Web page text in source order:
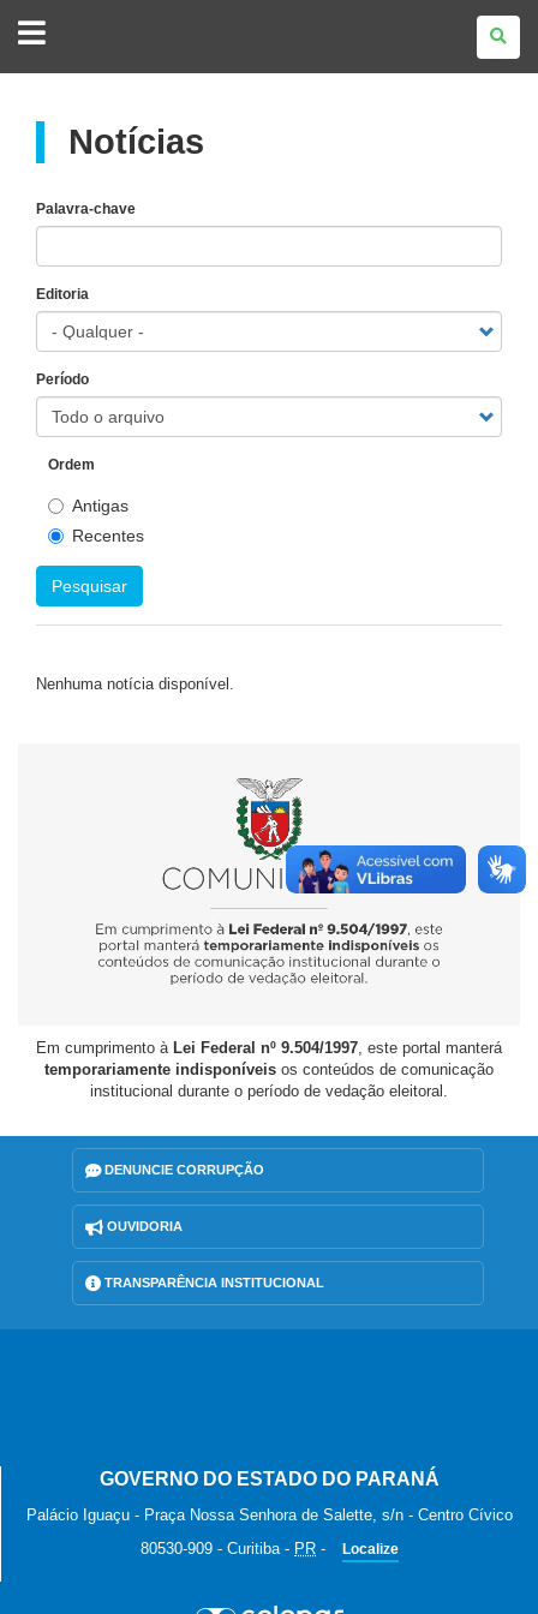
DO
Notícias
Palavra-chave
Editoria
Período
Ordem
Antigas
Recentes
Pesquisar
Nenhuma notícia disponível.
Em cumprimento à Lei Federal nº 9.504/1997, este portal manterá
temporariamente indisponíveis os conteúdos de comunicação
institucional durante o período de vedação eleitoral.
DENUNCIE CORRUPÇÃO
OUVIDORIA
TRANSPARÊNCIA INSTITUCIONAL
GOVERNO DO ESTADO DO PARANÁ
Palácio Iguaçu - Praça Nossa Senhora de Salette, s/n - Centro Cívico
80530-909 - Curitiba- PR - Localize